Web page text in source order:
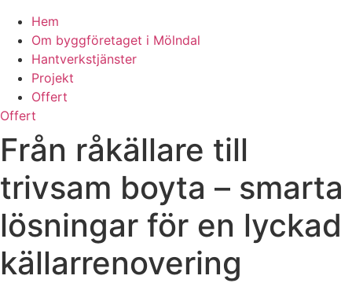
Hem
Om byggföretaget i Mölndal
Hantverkstjänster
Projekt
Offert
Offert
Från råkällare till
trivsam boyta – smarta
lösningar för en lyckad
källarrenovering